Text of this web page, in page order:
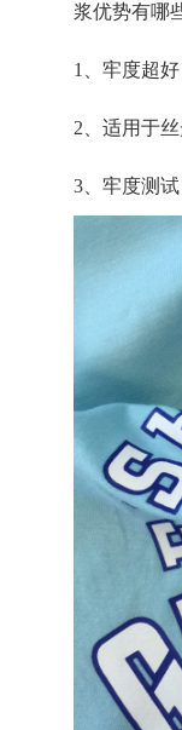
浆优势有哪
1、牢度超
2、适用于
3、牢度测